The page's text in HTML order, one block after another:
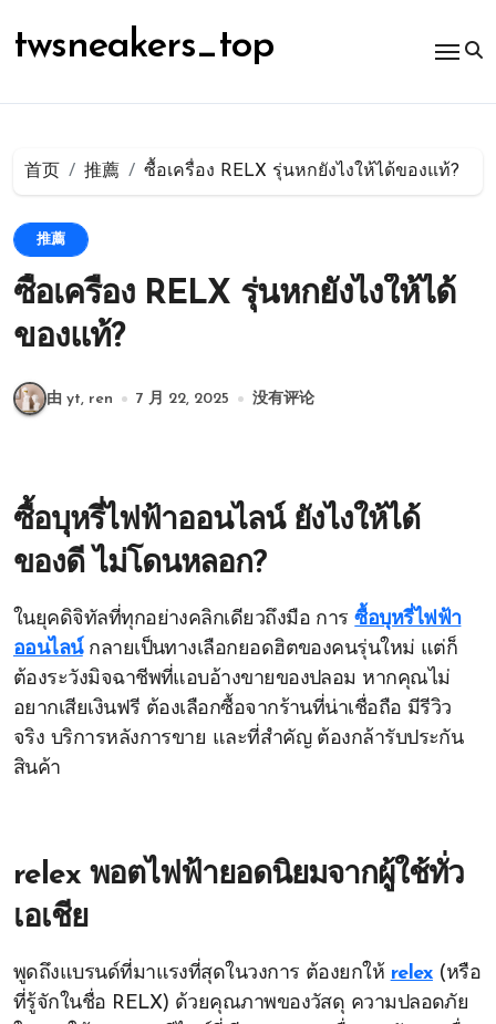
容
twsneakers_top
首页 推薦 ซื้อเครื่อง RELX รุ่นหกยังไงให้ได้ของแท้?
推薦
ซื้อเครื่อง RELX รุ่นหกยังไงให้ได้
ของแท้?
由 yt, ren 7 月 22, 2025 没有评论
ซื้อบุหรี่ไฟฟ้าออนไลน์ ยังไงให้ได้
ของดี ไม่โดนหลอก?
ในยุคดิจิทัลที่ทุกอย่างคลิกเดียวถึงมือ การซื้อบุหรี่ไฟฟ้า
ออนไลน์กลายเป็นทางเลือกยอดฮิตของคนรุ่นใหม่ แต่ก็
ต้องระวังมิจฉาชีพที่แอบอ้างขายของปลอม หากคุณไม่
อยากเสียเงินฟรี ต้องเลือกซื้อจากร้านที่น่าเชื่อถือ มีรีวิว
จริง บริการหลังการขาย และที่สำคัญ ต้องกล้ารับประกัน
สินค้า
relex พอตไฟฟ้ายอดนิยมจากผู้ใช้ทั่ว
เอเชีย
พูดถึงแบรนด์ที่มาแรงที่สุดในวงการ ต้องยกให้ relex(หรือ
ที่รู้จักในชื่อ RELX) ด้วยคุณภาพของวัสดุ ความปลอดภัย